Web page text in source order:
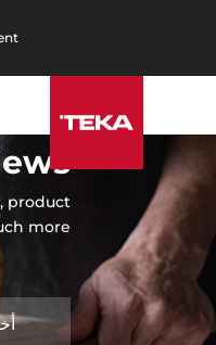
product
more.